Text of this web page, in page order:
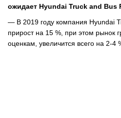
ожидает Hyundai Truck and Bus
— В 2019 году компания Hyundai
прирост на 15 %, при этом рынок
оценкам, увеличится всего на 2-4